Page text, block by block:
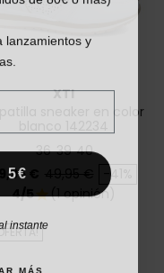
XTI
sneaker en color
36 39 40
€ Precio base-41%
4/5star(1 opinión)
y
5€
instante
MÁS